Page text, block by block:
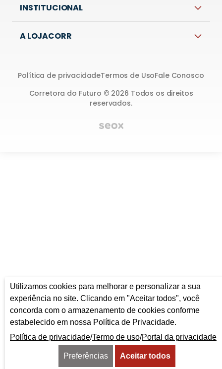
Utilizamos cookies para melhorar e personalizar a sua
experiência no site. Clicando em "Aceitar todos", você
concorda com o armazenamento de cookies conforme
estabelecido em nossa Política de Privacidade.
Política de privacidade/Termo de uso/Portal da privacidade
Preferências Aceitar todos